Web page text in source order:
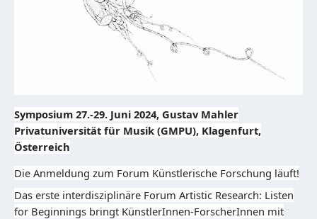
Symposium 27.-29. Juni 2024, Gustav Mahler
Privatuniversität für Musik (GMPU), Klagenfurt,
Österreich
Die Anmeldung zum Forum Künstlerische Forschung läuft!
Das erste interdisziplinäre Forum Artistic Research: Listen
for Beginnings bringt KünstlerInnen-ForscherInnen mit